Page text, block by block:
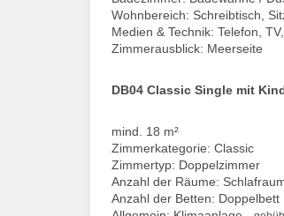
Wohnbereich: Schreibtisch,
Medien & Technik: Telefon,
Zimmerausblick: Meerseite
DB04 Classic Single mit
mind. 18 m²
Zimmerkategorie: Classic
Zimmertyp: Doppelzimmer
Anzahl der Räume:
Anzahl der Betten: